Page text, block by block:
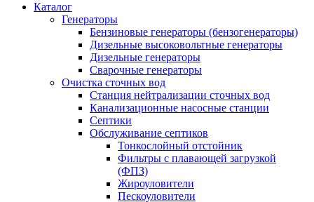
Каталог
Генераторы
Бензиновые генераторы (бензогенераторы)
Дизельные высоковольтные генераторы
Дизельные генераторы
Сварочные генераторы
Очистка сточных вод
Станция нейтрализации сточных вод
Канализационные насосные станции
Септики
Обслуживание септиков
Тонкослойный отстойник
Фильтры с плавающей загрузкой
(ФПЗ)
Жироуловители
Пескоуловители